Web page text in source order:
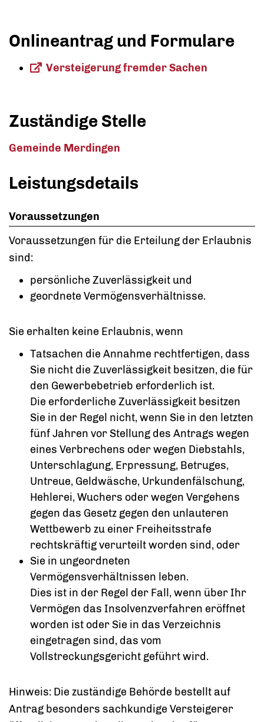
Onlineantrag und Formulare
Versteigerung fremder Sachen
Zuständige Stelle
Gemeinde Merdingen
Leistungsdetails
Voraussetzungen
Voraussetzungen für die Erteilung der Erlaubnis
sind:
persönliche Zuverlässigkeit und
geordnete Vermögensverhältnisse.
Sie erhalten keine Erlaubnis, wenn
Tatsachen die Annahme rechtfertigen, dass
Sie nicht die Zuverlässigkeit besitzen, die für
den Gewerbebetrieb erforderlich ist.
Die erforderliche Zuverlässigkeit besitzen
Sie in der Regel nicht, wenn Sie in den letzten
fünf Jahren vor Stellung des Antrags wegen
eines Verbrechens oder wegen Diebstahls,
Unterschlagung, Erpressung, Betruges,
Untreue, Geldwäsche, Urkundenfälschung,
Hehlerei, Wuchers oder wegen Vergehens
gegen das Gesetz gegen den unlauteren
Wettbewerb zu einer Freiheitsstrafe
rechtskräftig verurteilt worden sind, oder
Sie in ungeordneten
Vermögensverhältnissen leben.
Dies ist in der Regel der Fall, wenn über Ihr
Vermögen das Insolvenzverfahren eröffnet
worden ist oder Sie in das Verzeichnis
eingetragen sind, das vom
Vollstreckungsgericht geführt wird.
Hinweis: Die zuständige Behörde bestellt auf
Antrag besonders sachkundige Versteigerer